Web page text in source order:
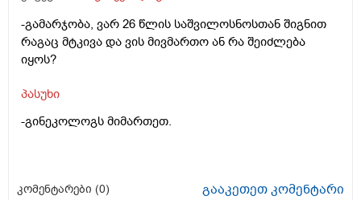
-გამარჯობა, ვარ 26 წლის საშვილოსნოსთან შიგნით
რაგაც მტკივა და ვის მივმართო ან რა შეიძლება
იყოს?
პასუხი
-გინეკოლოგს მიმართეთ.
კომენტარები (0) გააკეთეთ კომენტარი